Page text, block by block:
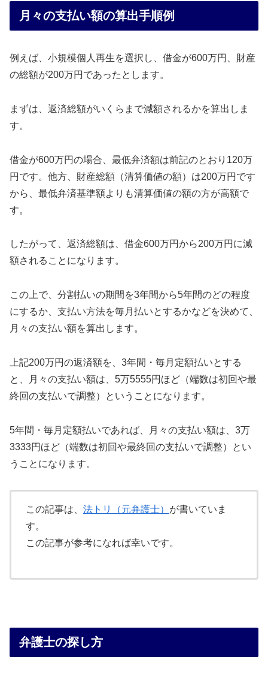
月々の支払い額の算出手順例
例えば、小規模個人再生を選択し、借金が600万円、財産
の総額が200万円であったとします。
まずは、返済総額がいくらまで減額されるかを算出しま
す。
借金が600万円の場合、最低弁済額は前記のとおり120万
円です。他方、財産総額（清算価値の額）は200万円です
から、最低弁済基準額よりも清算価値の額の方が高額で
す。
したがって、返済総額は、借金600万円から200万円に減
額されることになります。
この上で、分割払いの期間を3年間から5年間のどの程度
にするか、支払い方法を毎月払いとするかなどを決めて、
月々の支払い額を算出します。
上記200万円の返済額を、3年間・毎月定額払いとする
と、月々の支払い額は、5万5555円ほど（端数は初回や最
終回の支払いで調整）ということになります。
5年間・毎月定額払いであれば、月々の支払い額は、3万
3333円ほど（端数は初回や最終回の支払いで調整）とい
うことになります。
この記事は、 法トリ（元弁護士） が書いていま
す。
この記事が参考になれば幸いです。
弁護士の探し方